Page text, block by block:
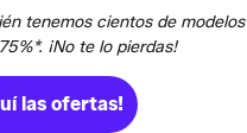
tenemos cientos de
¡No te lo pierdas!
las ofertas!